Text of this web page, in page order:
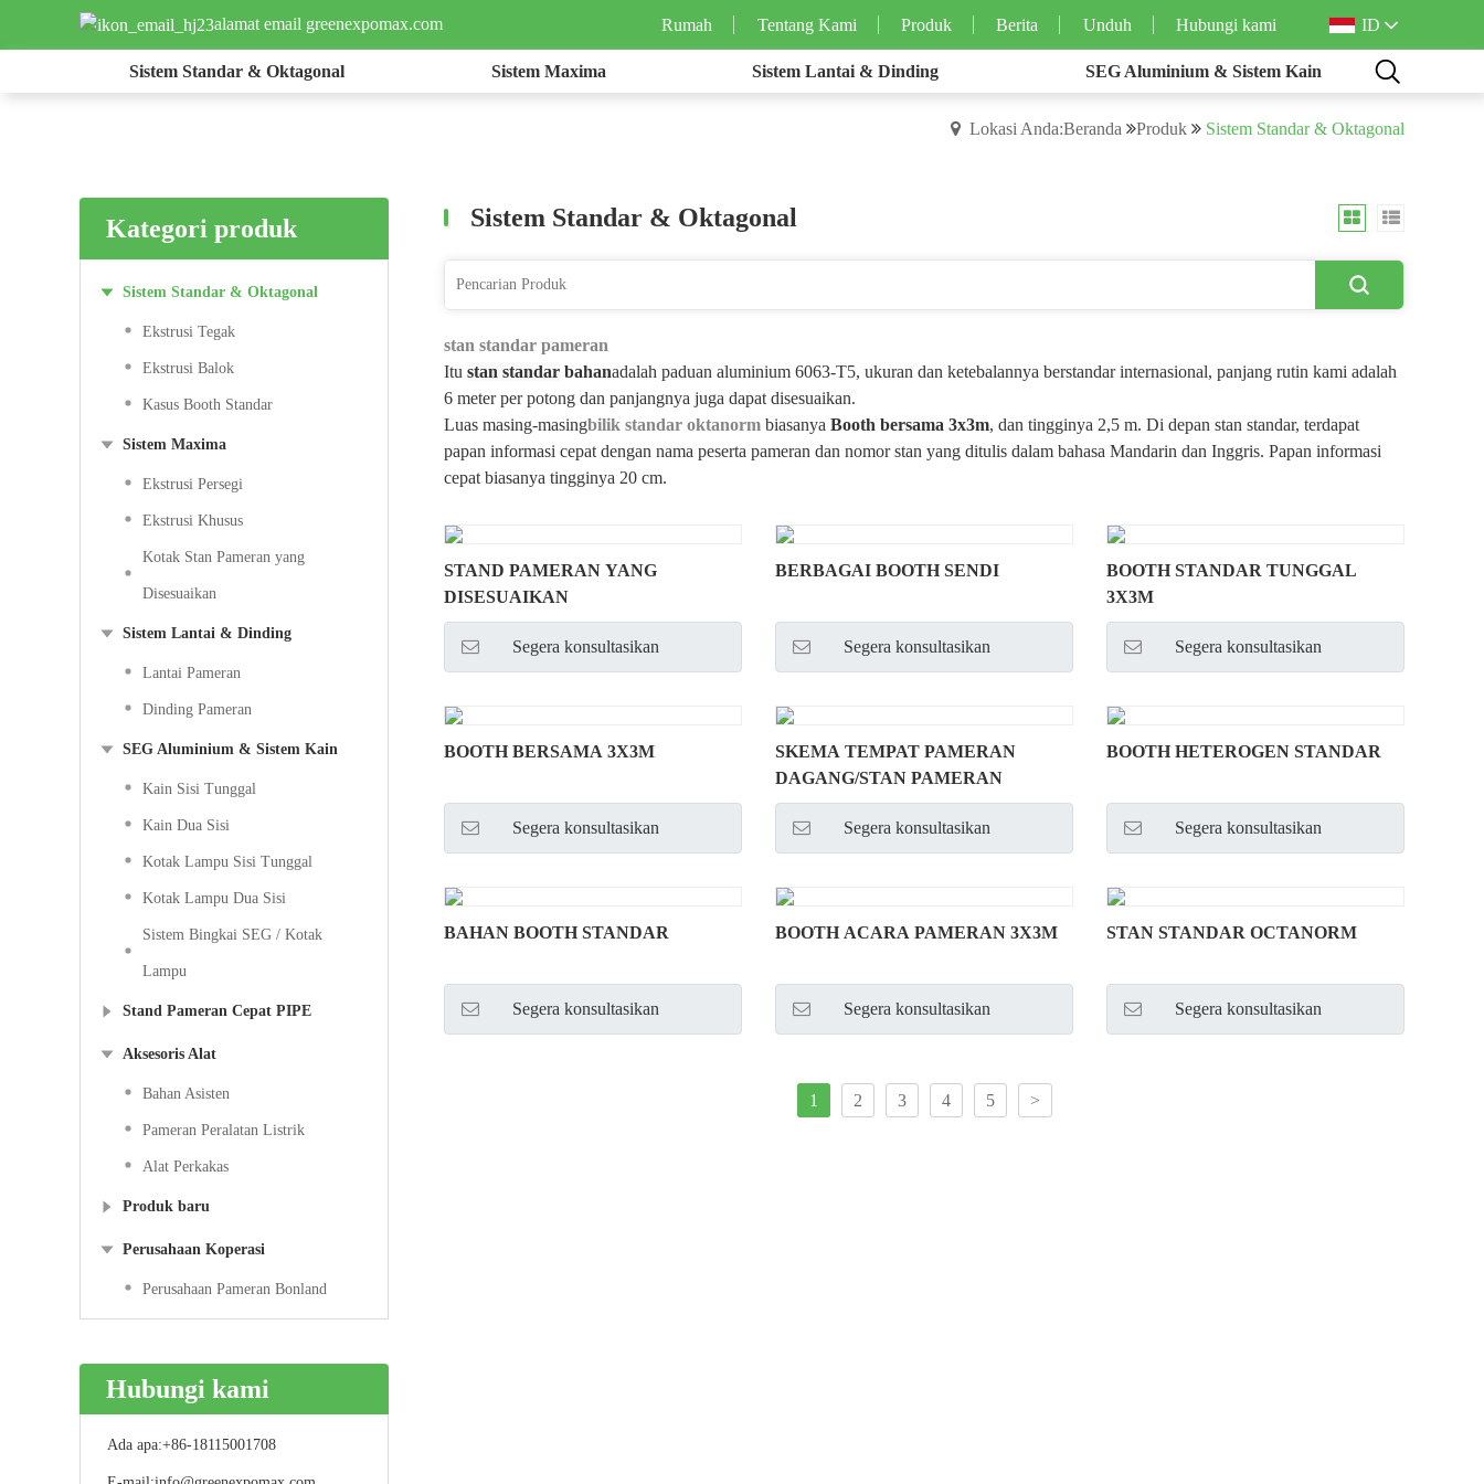
alamat email greenexpomax.com Rumah Tentang Kami Produk Berita Unduh Hubungi kami ID
Sistem Standar & Oktagonal Sistem Maxima Sistem Lantai & Dinding SEG Aluminium & Sistem Kain
Lokasi Anda:Beranda Produk Sistem Standar & Oktagonal
Kategori produk
Sistem Standar & Oktagonal
Ekstrusi Tegak
Ekstrusi Balok
Kasus Booth Standar
Sistem Maxima
Ekstrusi Persegi
Ekstrusi Khusus
Kotak Stan Pameran yang
Disesuaikan
Sistem Lantai & Dinding
Lantai Pameran
Dinding Pameran
SEG Aluminium & Sistem Kain
Kain Sisi Tunggal
Kain Dua Sisi
Kotak Lampu Sisi Tunggal
Kotak Lampu Dua Sisi
Sistem Bingkai SEG / Kotak
Lampu
Stand Pameran Cepat PIPE
Aksesoris Alat
Bahan Asisten
Pameran Peralatan Listrik
Alat Perkakas
Produk baru
Perusahaan Koperasi
Perusahaan Pameran Bonland
Hubungi kami
Ada apa:+86-18115001708
Sistem Standar & Oktagonal
stan standar pameran
Itu stan standar bahanadalah paduan aluminium 6063-T5, ukuran dan ketebalannya berstandar internasional, panjang rutin kami adalah
6 meter per potong dan panjangnya juga dapat disesuaikan.
Luas masing-masingbilik standar oktanorm biasanya Booth bersama 3x3m, dan tingginya 2,5 m. Di depan stan standar, terdapat
papan informasi cepat dengan nama peserta pameran dan nomor stan yang ditulis dalam bahasa Mandarin dan Inggris. Papan informasi
cepat biasanya tingginya 20 cm.
STAND PAMERAN YANG
DISESUAIKAN
Segera konsultasikan
BERBAGAI BOOTH SENDI
Segera konsultasikan
BOOTH STANDAR TUNGGAL
3X3M
Segera konsultasikan
BOOTH BERSAMA 3X3M
Segera konsultasikan
SKEMA TEMPAT PAMERAN
DAGANG/STAN PAMERAN
Segera konsultasikan
BOOTH HETEROGEN STANDAR
Segera konsultasikan
BAHAN BOOTH STANDAR
Segera konsultasikan
BOOTH ACARA PAMERAN 3X3M
Segera konsultasikan
STAN STANDAR OCTANORM
Segera konsultasikan
1 2 3 4 5 >